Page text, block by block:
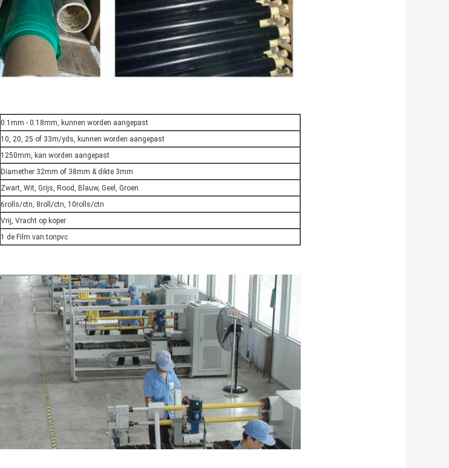
0.1mm - 0.18mm, kunnen worden aangepast
10, 20, 25 of 33m/yds, kunnen worden aangepast
1250mm, kan worden aangepast
Diamether 32mm of 38mm & dikte 3mm
Zwart, Wit, Grijs, Rood, Blauw, Geel, Groen
6rolls/ctn, 8roll/ctn, 10rolls/ctn
Vrij, Vracht op koper
1 de Film van tonpvc